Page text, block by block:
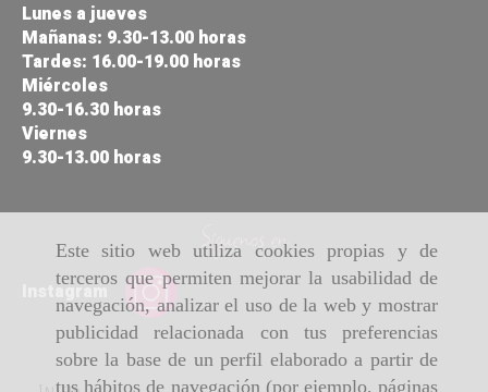
Este sitio web utiliza cookies propias y de
terceros que permiten mejorar la usabilidad de
navegación, analizar el uso de la web y mostrar
publicidad relacionada con tus preferencias
sobre la base de un perfil elaborado a partir de
tus hábitos de navegación (por ejemplo, páginas
Lunes a jueves
Mañanas: 9.30-13.00 horas
Tardes: 16.00-19.00 horas
Miércoles
9.30-16.30 horas
Viernes
9.30-13.00 horas
Síguenos en
Instagram